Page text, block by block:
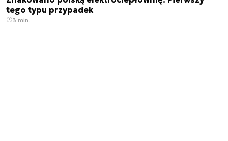
tego typu przypadek
3 min.